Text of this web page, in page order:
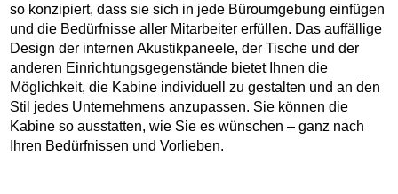
so konzipiert, dass sie sich in jede Büroumgebung einfügen
und die Bedürfnisse aller Mitarbeiter erfüllen. Das auffällige
Design der internen Akustikpaneele, der Tische und der
anderen Einrichtungsgegenstände bietet Ihnen die
Möglichkeit, die Kabine individuell zu gestalten und an den
Stil jedes Unternehmens anzupassen. Sie können die
Kabine so ausstatten, wie Sie es wünschen – ganz nach
Ihren Bedürfnissen und Vorlieben.